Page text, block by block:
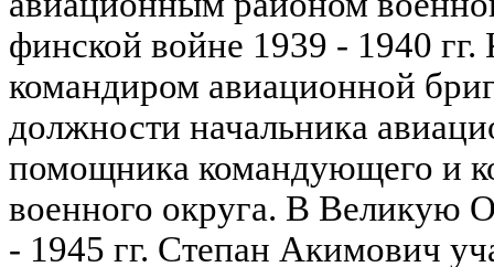
финской войне 1939 - 1940
командиром авиационной
должности начальника
помощника командующего и
военного округа. В Великую
- 1945 гг. Степан Акимович